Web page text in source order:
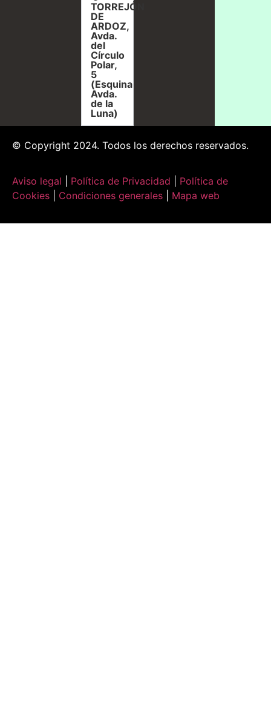
TORREJÓN
DE
ARDOZ,
Avda.
del
Círculo
Polar,
5
(Esquina
Avda.
de la
Luna)
© Copyright 2024. Todos los derechos reservados.
Aviso legal Política de Privacidad
Política de
Cookies
Condiciones generales Mapa web